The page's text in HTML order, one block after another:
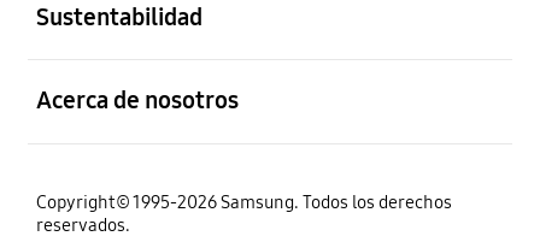
Sustentabilidad
Acerca de nosotros
Copyright© 1995-2026 Samsung. Todos los derechos
reservados.